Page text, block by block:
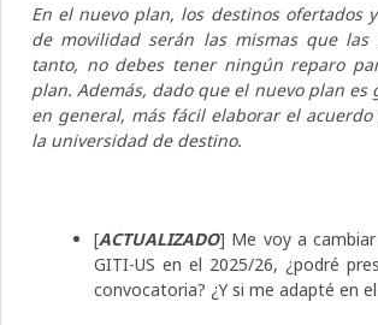
En el nuevo plan, los destinos ofertados
de movilidad serán las mismas que las
tanto, no debes tener ningún reparo
plan. Además, dado que el nuevo plan es
en general, más fácil elaborar el
la universidad de destino.
[ACTUALIZADO] Me voy a
GITI-US en el 2025/26, ¿podré
convocatoria? ¿Y si me adapté en